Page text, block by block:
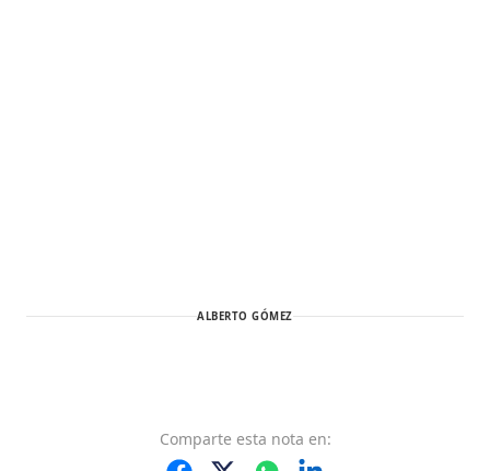
ALBERTO GÓMEZ
Comparte esta nota en: